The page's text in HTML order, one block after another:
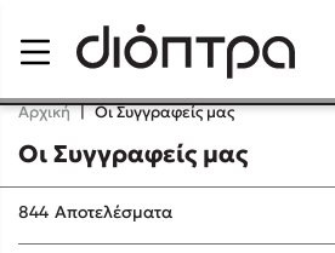
Δημοφιλή Βιβλία
Αρχική | Οι Συγγραφείς μας
Οι Συγγραφείς μας
844 Αποτελέσματα